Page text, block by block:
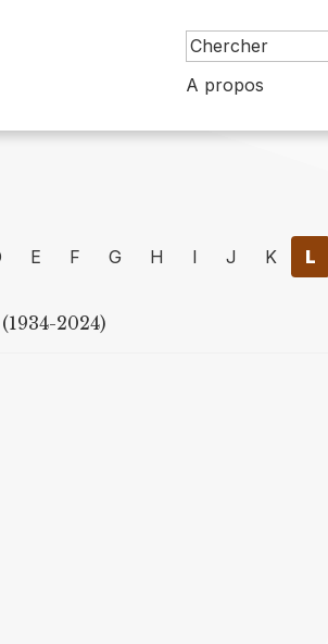
A propos
E F G H I J K L
2024)